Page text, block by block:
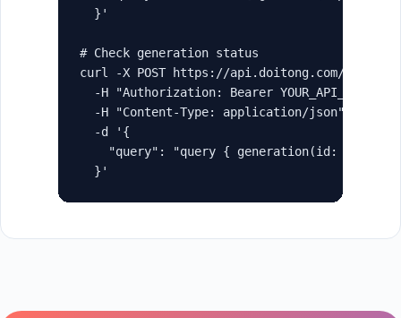
  }'
# Check generation status
curl -X POST https://api.doitong.com/
  -H "Authorization: Bearer YOUR_API_KEY" \
  -H "Content-Type: application/json" \
  -d '{
"query": "query { generation(id:
  }'